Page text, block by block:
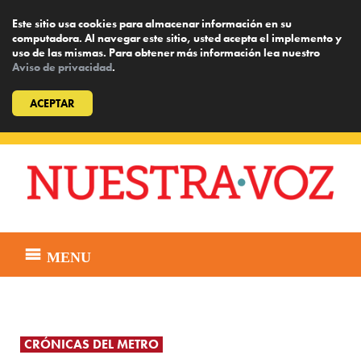
Este sitio usa cookies para almacenar información en su
computadora. Al navegar este sitio, usted acepta el implemento y
uso de las mismas. Para obtener más información lea nuestro
Aviso de privacidad.
ACEPTAR
content
MENU
CRÓNICAS DEL METRO